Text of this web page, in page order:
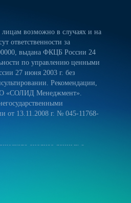
возможно в случаях и на
ответственности за
выдана ФКЦБ России 24
по управлению ценными
27 июня 2003 г. без
Рекомендации,
АО «СОЛИД Менеджмент».
от 13.11.2008 г. № 045-11768-
анализа данных о
вы не хотите использовать